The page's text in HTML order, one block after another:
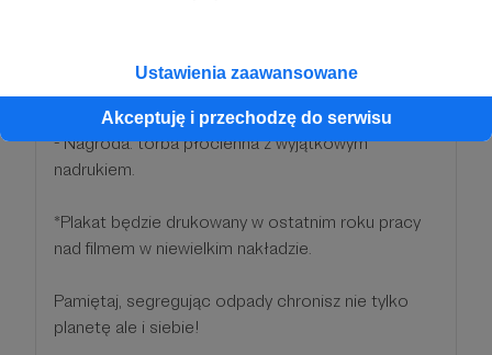
Ustawienia zaawansowane
Akceptuję i przechodzę do serwisu
- Nagroda: torba płócienna z wyjątkowym
nadrukiem.
*Plakat będzie drukowany w ostatnim roku pracy
nad filmem w niewielkim nakładzie.
Pamiętaj, segregując odpady chronisz nie tylko
planetę ale i siebie!